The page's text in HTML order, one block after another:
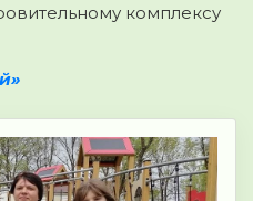
комплексу